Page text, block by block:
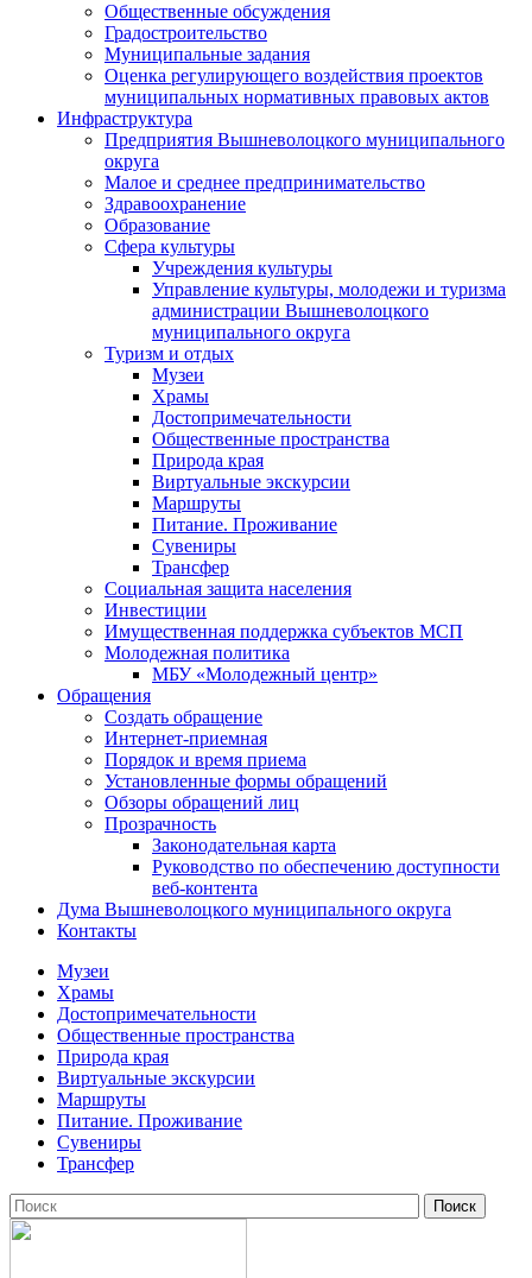
Общественные обсуждения
Градостроительство
Муниципальные задания
Оценка регулирующего воздействия проектов
муниципальных нормативных правовых актов
Инфраструктура
Предприятия Вышневолоцкого муниципального
округа
Малое и среднее предпринимательство
Здравоохранение
Образование
Сфера культуры
Учреждения культуры
Управление культуры, молодежи и туризма
администрации Вышневолоцкого
муниципального округа
Туризм и отдых
Музеи
Храмы
Достопримечательности
Общественные пространства
Природа края
Виртуальные экскурсии
Маршруты
Питание. Проживание
Сувениры
Трансфер
Социальная защита населения
Инвестиции
Имущественная поддержка субъектов МСП
Молодежная политика
МБУ «Молодежный центр»
Обращения
Создать обращение
Интернет-приемная
Порядок и время приема
Установленные формы обращений
Обзоры обращений лиц
Прозрачность
Законодательная карта
Руководство по обеспечению доступности
веб-контента
Дума Вышневолоцкого муниципального округа
Контакты
Музеи
Храмы
Достопримечательности
Общественные пространства
Природа края
Виртуальные экскурсии
Маршруты
Питание. Проживание
Сувениры
Трансфер